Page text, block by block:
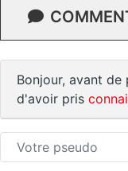
Bonjour, avant de
d'avoir pris